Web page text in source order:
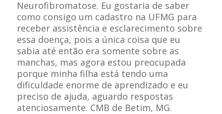
Neurofibromatose. Eu gostaria de saber
como consigo um cadastro na UFMG para
receber assistência e esclarecimento sobre
essa doença, pois a única coisa que eu
sabia até então era somente sobre as
manchas, mas agora estou preocupada
porque minha filha está tendo uma
dificuldade enorme de aprendizado e eu
preciso de ajuda, aguardo respostas
atenciosamente. CMB de Betim, MG.